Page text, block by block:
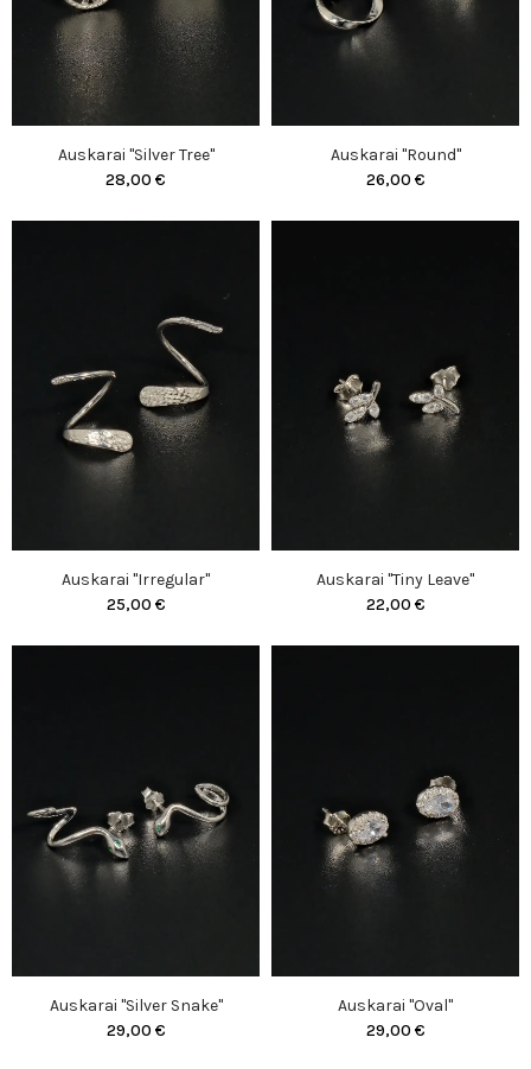
Auskarai "Silver Tree"
28,00 €
Auskarai "Round"
26,00 €
Auskarai "Irregular"
25,00 €
Auskarai "Tiny Leave"
22,00 €
Auskarai "Silver Snake"
29,00 €
Auskarai "Oval"
29,00 €